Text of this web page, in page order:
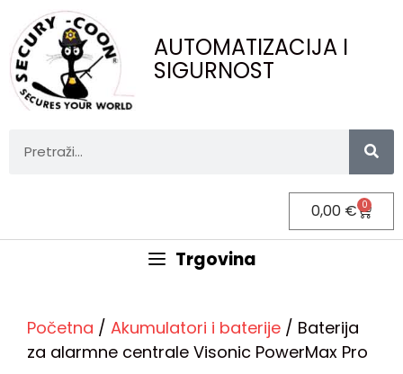
AUTOMATIZACIJA I
SIGURNOST
0,00 € 0
Trgovina
Početna / Akumulatori i baterije / Baterija
za alarmne centrale Visonic PowerMax Pro